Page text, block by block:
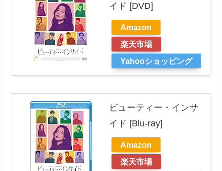
イド [DVD]
Amazon
楽天市場
Yahooショッピング
ビューティー・インサ
イド [Blu-ray]
Amazon
楽天市場